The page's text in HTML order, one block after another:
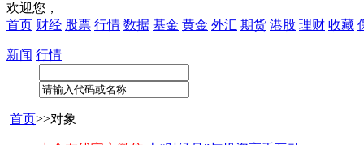
欢迎您，
首页 财经 股票 行情 数据 基金 黄金 外汇 期货 港股 理财 收藏
新闻 行情
首页>>对象